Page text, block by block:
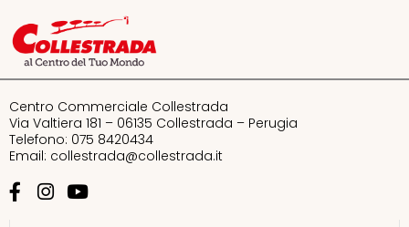
Bandito
Bata
Bershka
Calvin Klein
Centro Commerciale Collestrada
Via Valtiera 181 – 06135 Collestrada – Perugia
Telefono: 075 8420434
Email: collestrada@collestrada.it